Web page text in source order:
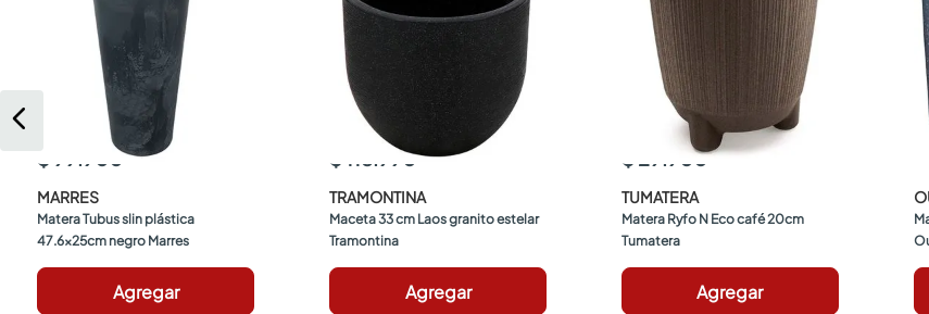
$ 99.900
MARRES
Matera Tubus slin plástica
47.6x25cm negro Marres
Agregar
$ 118.990
TRAMONTINA
Maceta 33 cm Laos granito estelar
Tramontina
Agregar
$ 29.900
TUMATERA
Matera Ryfo N Eco café 20cm
Tumatera
Agregar